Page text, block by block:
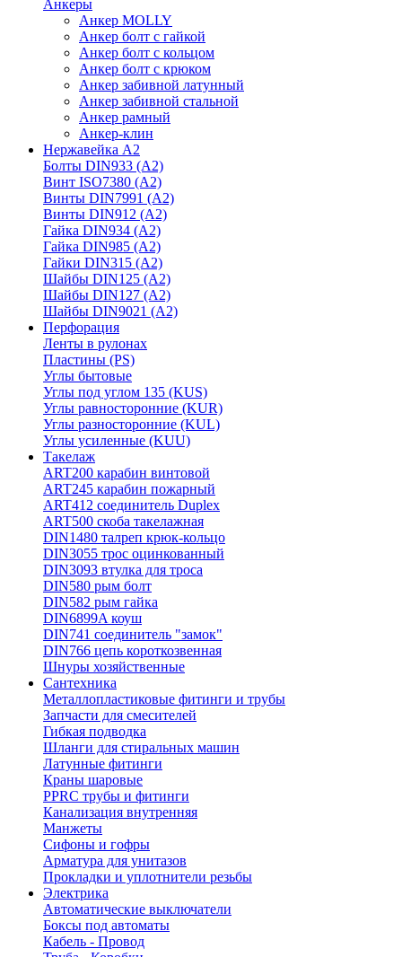
Анкеры
Анкер MOLLY
Анкер болт с гайкой
Анкер болт с кольцом
Анкер болт с крюком
Анкер забивной латунный
Анкер забивной стальной
Анкер рамный
Анкер-клин
Нержавейка А2
Болты DIN933 (A2)
Винт ISO7380 (A2)
Винты DIN7991 (A2)
Винты DIN912 (A2)
Гайка DIN934 (A2)
Гайка DIN985 (A2)
Гайки DIN315 (A2)
Шайбы DIN125 (A2)
Шайбы DIN127 (A2)
Шайбы DIN9021 (A2)
Перфорация
Ленты в рулонах
Пластины (PS)
Углы бытовые
Углы под углом 135 (KUS)
Углы равносторонние (KUR)
Углы разносторонние (KUL)
Углы усиленные (KUU)
Такелаж
ART200 карабин винтовой
ART245 карабин пожарный
ART412 соединитель Duplex
ART500 скоба такелажная
DIN1480 талреп крюк-кольцо
DIN3055 трос оцинкованный
DIN3093 втулка для троса
DIN580 рым болт
DIN582 рым гайка
DIN6899A коуш
DIN741 соединитель "замок"
DIN766 цепь короткозвенная
Шнуры хозяйственные
Сантехника
Металлопластиковые фитинги и трубы
Запчасти для смесителей
Гибкая подводка
Шланги для стиральных машин
Латунные фитинги
Краны шаровые
PPRC трубы и фитинги
Канализация внутренняя
Манжеты
Сифоны и гофры
Арматура для унитазов
Прокладки и уплотнители резьбы
Электрика
Автоматические выключатели
Боксы под автоматы
Кабель - Провод